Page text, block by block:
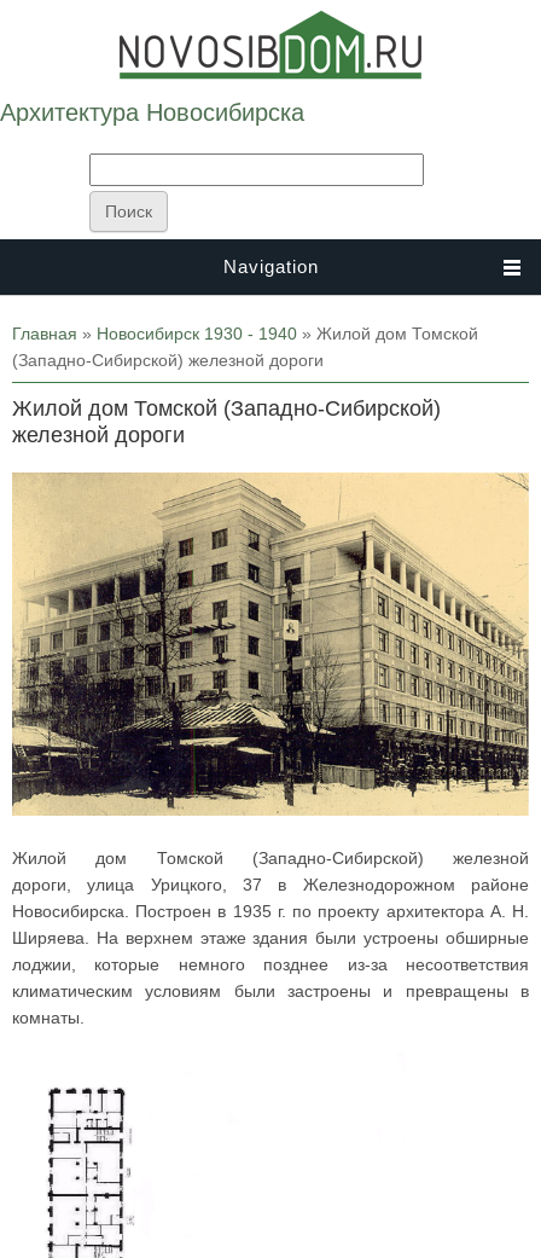
Архитектура Новосибирска
Navigation
Вы здесь
Главная » Новосибирск 1930 - 1940 » Жилой дом Томской
(Западно-Сибирской) железной дороги
Жилой дом Томской (Западно-Сибирской)
железной дороги
Жилой дом Томской (Западно-Сибирской) железной
дороги, улица Урицкого, 37 в Железнодорожном районе
Новосибирска. Построен в 1935 г. по проекту архитектора А. Н.
Ширяева. На верхнем этаже здания были устроены обширные
лоджии, которые немного позднее из-за несоответствия
климатическим условиям были застроены и превращены в
комнаты.